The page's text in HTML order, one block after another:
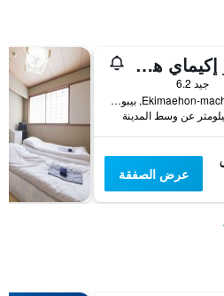
بيبو إكيماي هوتل هاياشي
جيد 6.2
Ekimaehon-machi 3-5, بيبو, اليابان
عرض الصفقة